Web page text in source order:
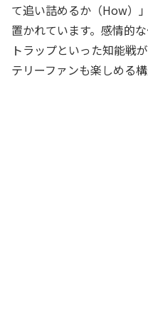
て追い詰めるか（How）
置かれています。感情的
トラップといった知能戦
テリーファンも楽しめる構